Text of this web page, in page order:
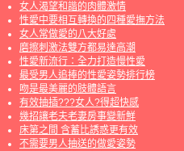
女人渴望和諧的肉體激情
性愛中要相互轉換的四種愛撫方法
女人常做愛的八大好處
磨擦刺激法雙方都易達高潮
性愛新流行：全力打造慢性愛
最受男人追捧的性愛姿勢排行榜
吻是最美麗的肢體語言
有效抽插???女人?得超快感
幾招讓老夫老妻房事變新鮮
床第之間 含蓄比誘惑更有效
不需要男人抽送的做愛姿勢